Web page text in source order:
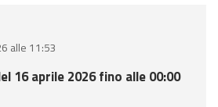
alle 11:53
16 aprile 2026 fino alle 00:00